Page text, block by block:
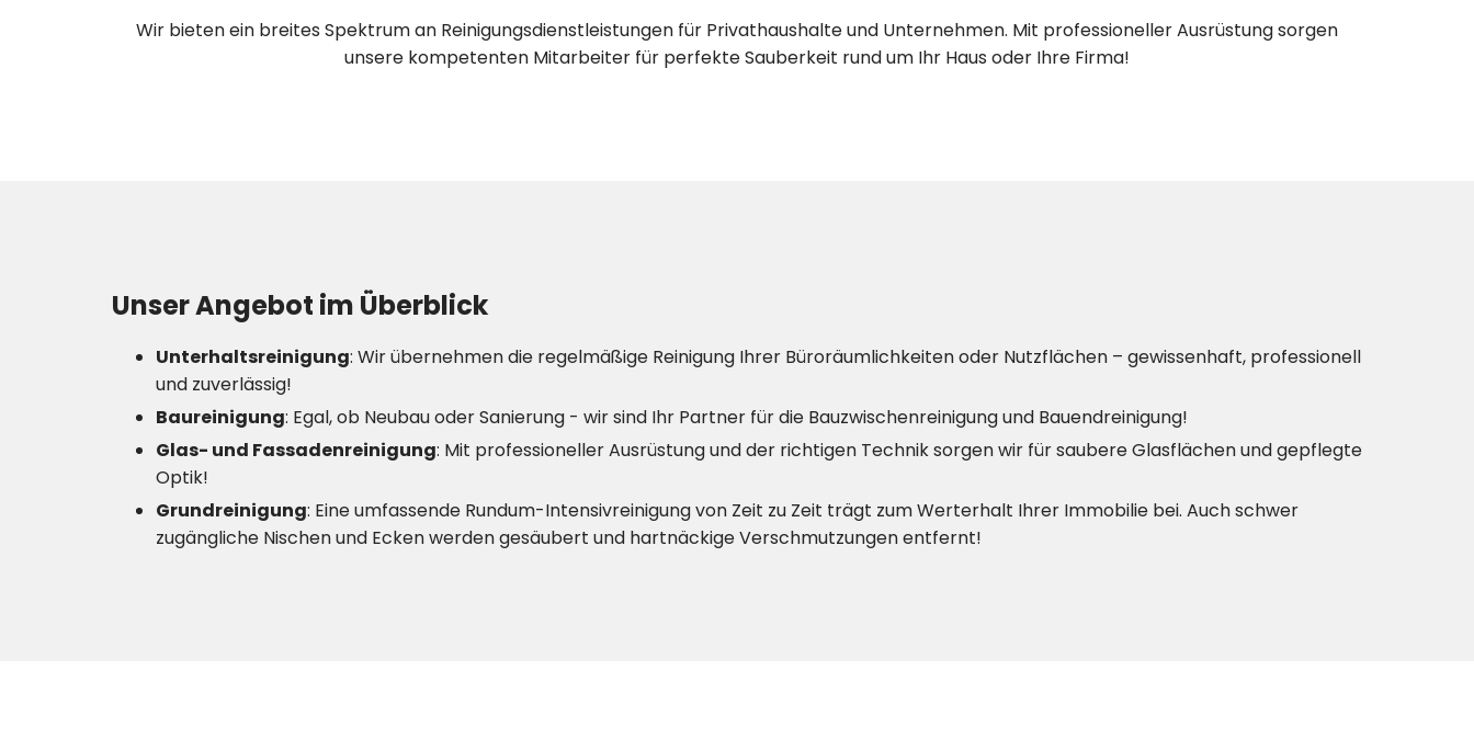
Wir bieten ein breites Spektrum an Reinigungsdienstleistungen für Privathaushalte und Unternehmen. Mit professioneller Ausrüstung sorgen
unsere kompetenten Mitarbeiter für perfekte Sauberkeit rund um Ihr Haus oder Ihre Firma!
Unser Angebot im Überblick
Unterhaltsreinigung: Wir übernehmen die regelmäßige Reinigung Ihrer Büroräumlichkeiten oder Nutzflächen – gewissenhaft, professionell
und zuverlässig!
Baureinigung: Egal, ob Neubau oder Sanierung - wir sind Ihr Partner für die Bauzwischenreinigung und Bauendreinigung!
Glas- und Fassadenreinigung: Mit professioneller Ausrüstung und der richtigen Technik sorgen wir für saubere Glasflächen und gepflegte
Optik!
Grundreinigung: Eine umfassende Rundum-Intensivreinigung von Zeit zu Zeit trägt zum Werterhalt Ihrer Immobilie bei. Auch schwer
zugängliche Nischen und Ecken werden gesäubert und hartnäckige Verschmutzungen entfernt!